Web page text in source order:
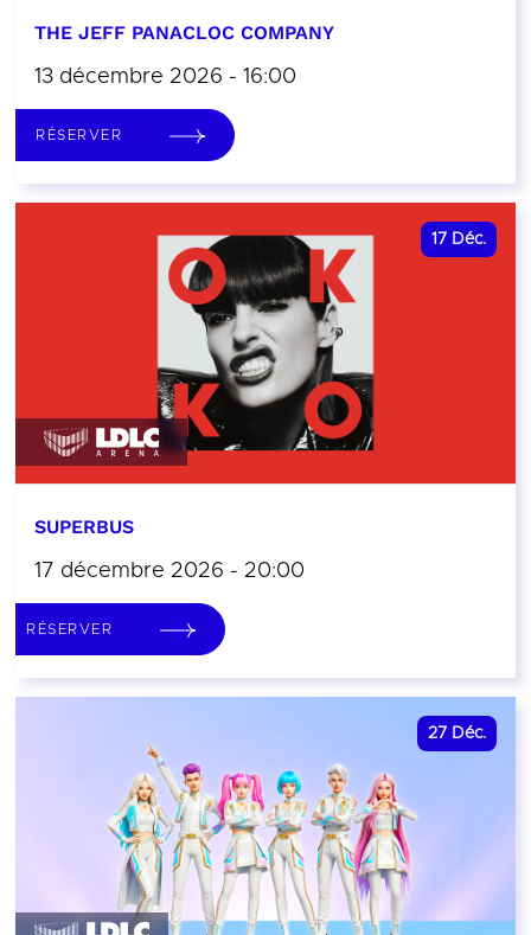
THE JEFF PANACLOC COMPANY
13 décembre 2026 - 16:00
RÉSERVER
17 Déc.
SUPERBUS
17 décembre 2026 - 20:00
RÉSERVER
27 Déc.